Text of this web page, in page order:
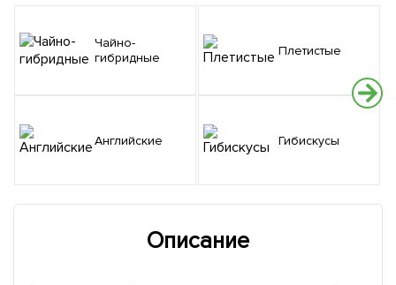
Чайно-
гибридные
Английские
Плетистые
Гибискусы
Описание